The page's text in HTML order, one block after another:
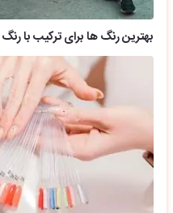
بهترین رنگ ها برای ترکیب با